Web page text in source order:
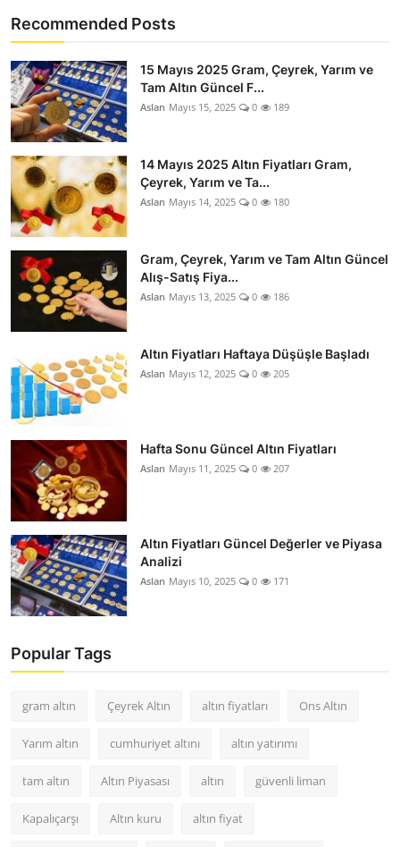
Recommended Posts
15 Mayıs 2025 Gram, Çeyrek, Yarım ve
Tam Altın Güncel F...
Aslan Mayıs 15, 2025 0 189
14 Mayıs 2025 Altın Fiyatları Gram,
Çeyrek, Yarım ve Ta...
Aslan Mayıs 14, 2025 0 180
Gram, Çeyrek, Yarım ve Tam Altın Güncel
Alış-Satış Fiya...
Aslan Mayıs 13, 2025 0 186
Altın Fiyatları Haftaya Düşüşle Başladı
Aslan Mayıs 12, 2025 0 205
Hafta Sonu Güncel Altın Fiyatları
Aslan Mayıs 11, 2025 0 207
Altın Fiyatları Güncel Değerler ve Piyasa
Analizi
Aslan Mayıs 10, 2025 0 171
Popular Tags
gram altın Çeyrek Altın altın fiyatları Ons Altın
Yarım altın cumhuriyet altını altın yatırımı
tam altın Altın Piyasası altın güvenli liman
Kapalıçarşı Altın kuru altın fiyat